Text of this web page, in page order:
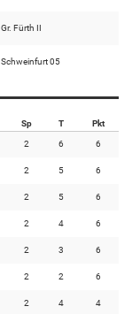
Gr. Fürth II
Schweinfurt 05
Sp T Pkt
2 6 6
2 5 6
2 5 6
2 4 6
2 3 6
2 2 6
2 4 4